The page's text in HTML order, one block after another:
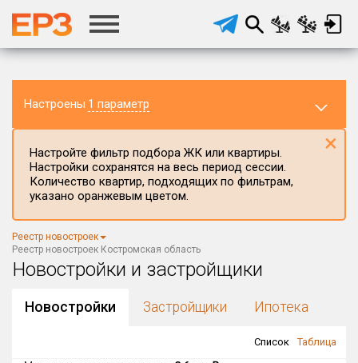
Настроены 1 параметр
Регион ЖК
Костромская область
Район в регионе
Все
Настройте фильтр подбора ЖК или квартиры.
Настройки сохранятся на весь период сессии.
Количество квартир, подходящих по фильтрам,
указано оранжевым цветом.
×
Реестр новостроек
Реестр новостроек Костромская область
Новостройки и застройщики
Новостройки Застройщики Ипотека
Список
Таблица